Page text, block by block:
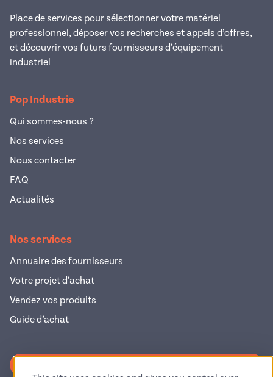
Place de services pour sélectionner votre matériel
professionnel, déposer vos recherches et appels d’offres,
et découvrir vos futurs fournisseurs d’équipement
industriel
Pop Industrie
Qui sommes-nous ?
Nos services
Nous contacter
FAQ
Actualités
Nos services
Annuaire des fournisseurs
Votre projet d’achat
Vendez vos produits
Guide d’achat